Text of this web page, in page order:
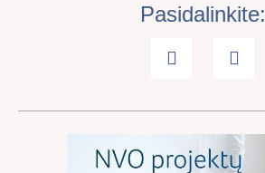
Pasidalinkite: